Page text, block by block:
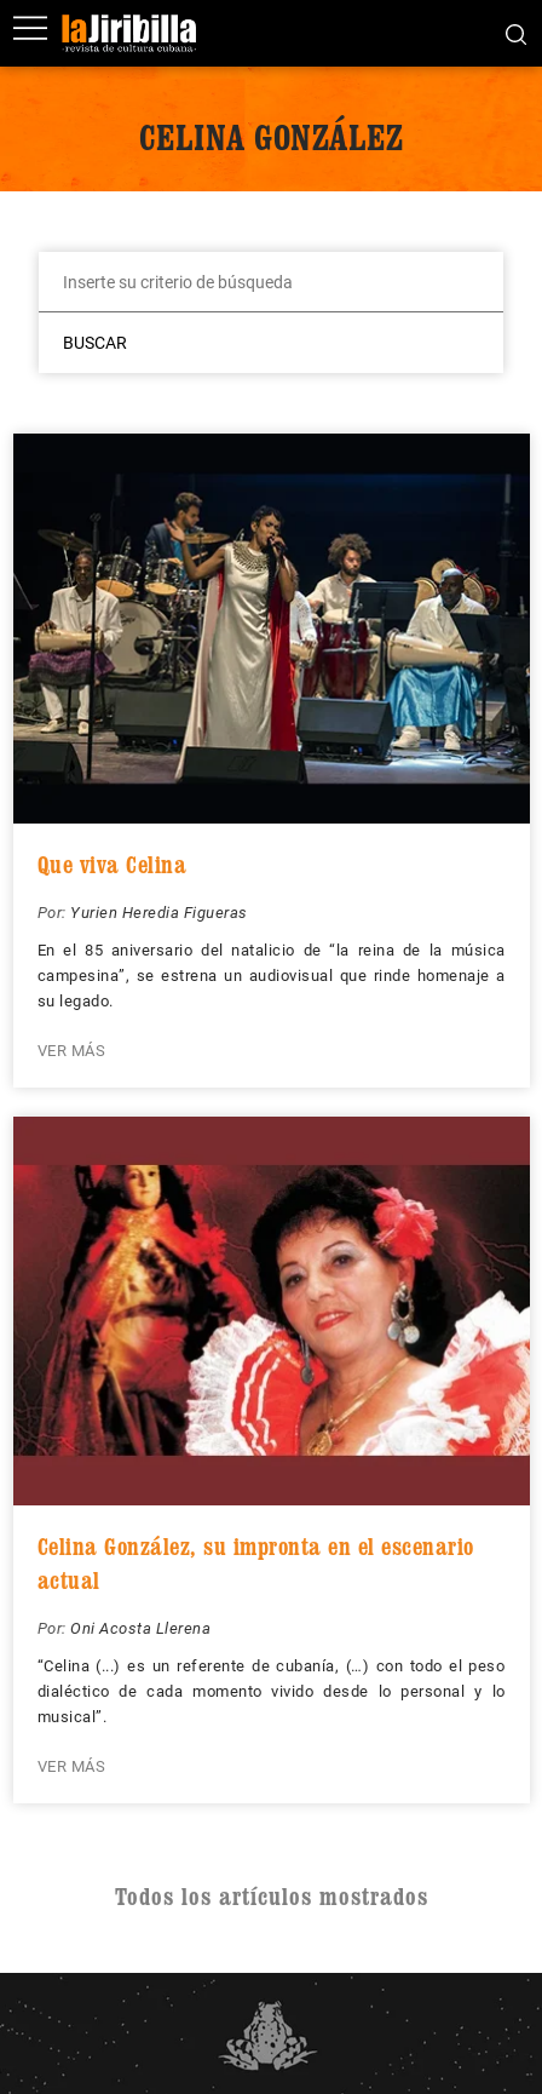
CELINA GONZÁLEZ
BUSCAR
Que viva Celina
Por: Yurien Heredia Figueras
En el 85 aniversario del natalicio de “la reina de la música
campesina”, se estrena un audiovisual que rinde homenaje a
su legado.
VER MÁS
Celina González, su impronta en el escenario
actual
Por: Oni Acosta Llerena
“Celina (...) es un referente de cubanía, (…) con todo el peso
dialéctico de cada momento vivido desde lo personal y lo
musical”.
VER MÁS
Todos los artículos mostrados